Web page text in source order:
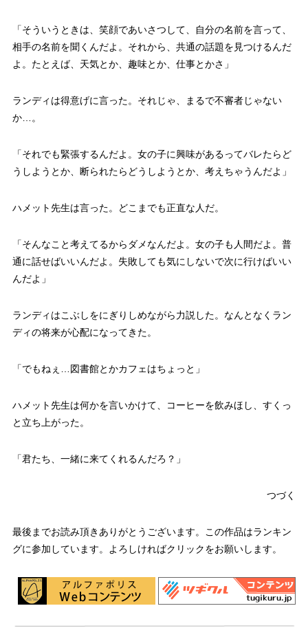
「そういうときは、笑顔であいさつして、自分の名前を言って、
相手の名前を聞くんだよ。それから、共通の話題を見つけるんだ
よ。たとえば、天気とか、趣味とか、仕事とかさ」
ランディは得意げに言った。それじゃ、まるで不審者じゃない
か…。
「それでも緊張するんだよ。女の子に興味があるってバレたらど
うしようとか、断られたらどうしようとか、考えちゃうんだよ」
ハメット先生は言った。どこまでも正直な人だ。
「そんなこと考えてるからダメなんだよ。女の子も人間だよ。普
通に話せばいいんだよ。失敗しても気にしないで次に行けばいい
んだよ」
ランディはこぶしをにぎりしめながら力説した。なんとなくラン
ディの将来が心配になってきた。
「でもねぇ…図書館とかカフェはちょっと」
ハメット先生は何かを言いかけて、コーヒーを飲みほし、すくっ
と立ち上がった。
「君たち、一緒に来てくれるんだろ？」
つづく
最後までお読み頂きありがとうございます。この作品はランキン
グに参加しています。よろしければクリックをお願いします。